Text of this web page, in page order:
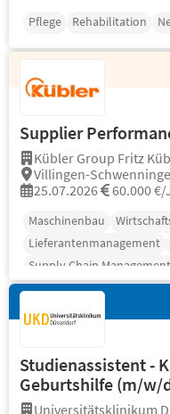
Pflege Rehabilitation
Supplier
Kübler Group Fritz
Villingen-
25.07.2026
60.000
Maschinenbau
Lieferantenmanagement
Supply Chain Management
Studienassistent -
Geburtshilfe (m/w/
Universitätsklinikum